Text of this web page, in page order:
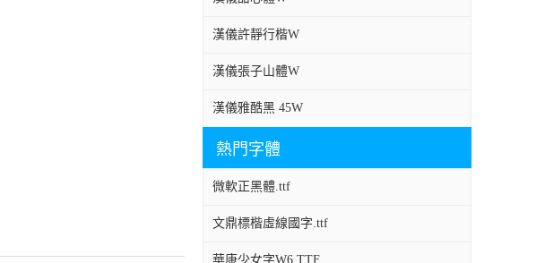
漢儀許靜行楷W
漢儀張子山體W
漢儀雅酷黑 45W
熱門字體
微軟正黑體.ttf
文鼎標楷虛線國字.ttf
華康少女字W6.TTF